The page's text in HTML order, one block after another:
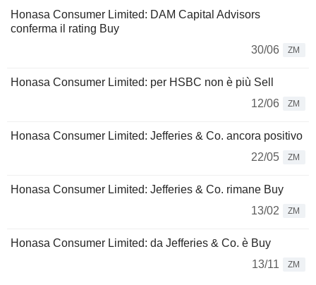
Honasa Consumer Limited: DAM Capital Advisors
conferma il rating Buy
30/06
ZM
Honasa Consumer Limited: per HSBC non è più Sell
12/06
ZM
Honasa Consumer Limited: Jefferies & Co. ancora positivo
22/05
ZM
Honasa Consumer Limited: Jefferies & Co. rimane Buy
13/02
ZM
Honasa Consumer Limited: da Jefferies & Co. è Buy
13/11
ZM